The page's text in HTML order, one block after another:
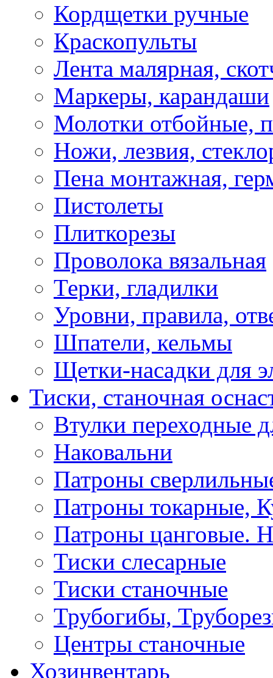
Кордщетки ручные
Краскопульты
Лента малярная,
Маркеры, карандаши
Молотки отбойные,
Ножи, лезвия,
Пена монтажная,
Пистолеты
Плиткорезы
Проволока вязальная
Терки, гладилки
Уровни, правила,
Шпатели, кельмы
Щетки-насадки для
Тиски, станочная
Втулки переходные
Наковальни
Патроны
Патроны токарные,
Патроны цанговые.
Тиски слесарные
Тиски станочные
Трубогибы,
Центры станочные
Хозинвентарь